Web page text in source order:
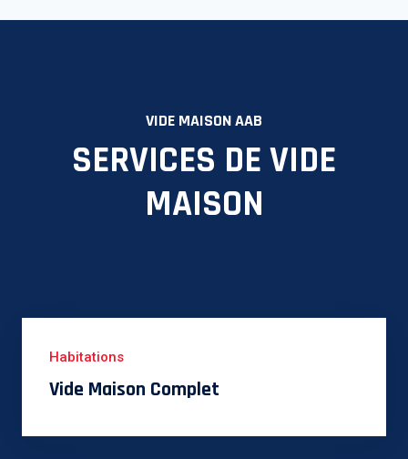
VIDE MAISON AAB
SERVICES DE VIDE
MAISON
Habitations
Vide Maison Complet